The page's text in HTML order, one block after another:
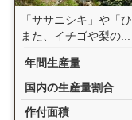
「ササニシキ」や「
また、イチゴや梨の...
年間生産量
国内の生産量割合
作付面積